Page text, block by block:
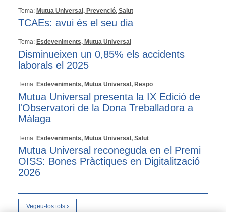
Tema: Mutua Universal, Prevenció, Salut
TCAEs: avui és el seu dia
Tema: Esdeveniments, Mutua Universal
Disminueixen un 0,85% els accidents
laborals el 2025
Tema: Esdeveniments, Mutua Universal, Responsabilitat Social
Mutua Universal presenta la IX Edició de
l'Observatori de la Dona Treballadora a
Màlaga
Tema: Esdeveniments, Mutua Universal, Salut
Mutua Universal reconeguda en el Premi
OISS: Bones Pràctiques en Digitalització
2026
Vegeu-los tots